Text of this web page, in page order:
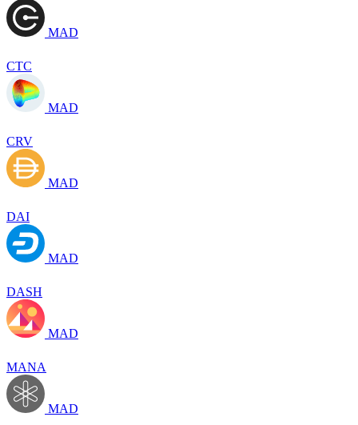
MAD
CTC
MAD
CRV
MAD
DAI
MAD
DASH
MAD
MANA
MAD